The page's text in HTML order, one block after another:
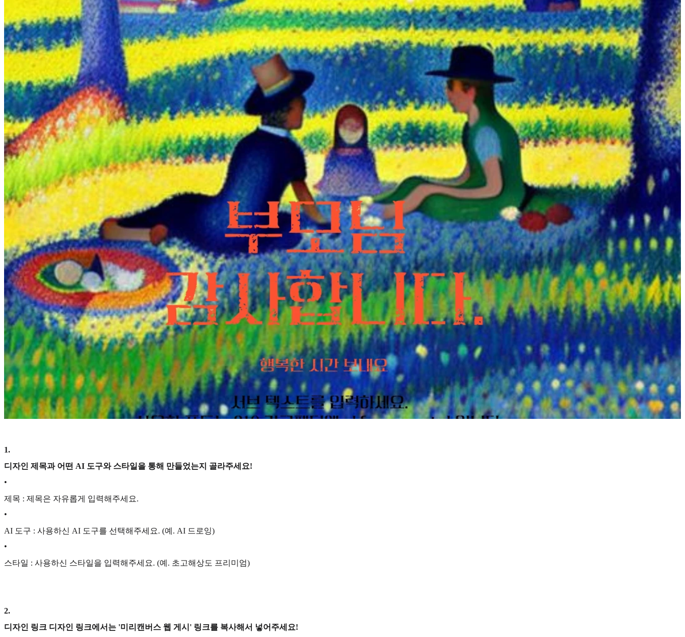
1.
디자인 제목과 어떤 AI 도구와 스타일을 통해 만들었는지 골라주세요!
•
제목 : 제목은 자유롭게 입력해주세요.
•
AI 도구 : 사용하신 AI 도구를 선택해주세요. (예. AI 드로잉)
•
스타일 : 사용하신 스타일을 입력해주세요. (예. 초고해상도 프리미엄)
2.
디자인 링크 디자인 링크에서는 '미리캔버스 웹 게시' 링크를 복사해서 넣어주세요!